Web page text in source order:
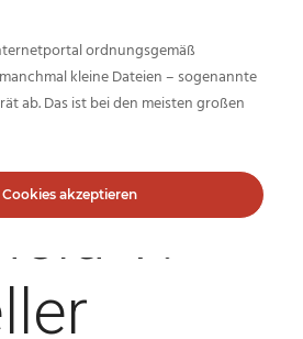
V:
ordnungsgemäß
kleine Dateien – sogenannte
ab. Das ist bei den meisten großen
Cookies akzeptieren